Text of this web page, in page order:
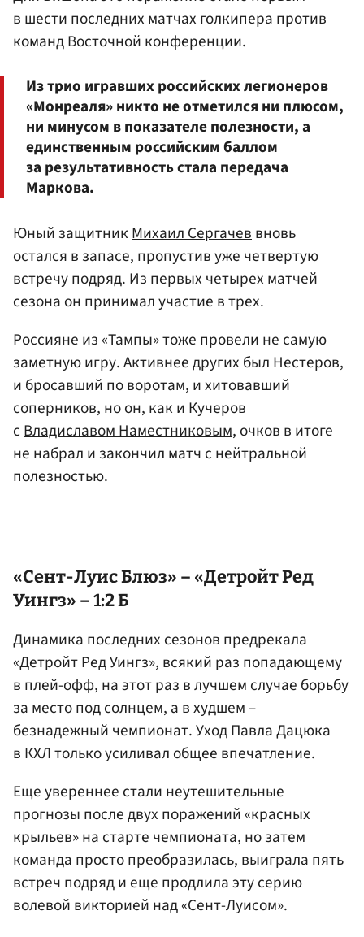
в шести последних матчах голкипера против
команд Восточной конференции.
Из трио игравших российских легионеров
«Монреаля» никто не отметился ни плюсом,
ни минусом в показателе полезности, а
единственным российским баллом
за результативность стала передача
Маркова.
Юный защитник Михаил Сергачев вновь
остался в запасе, пропустив уже четвертую
встречу подряд. Из первых четырех матчей
сезона он принимал участие в трех.
Россияне из «Тампы» тоже провели не самую
заметную игру. Активнее других был Нестеров,
и бросавший по воротам, и хитовавший
соперников, но он, как и Кучеров
сВладиславом Наместниковым, очков в итоге
не набрал и закончил матч с нейтральной
полезностью.
«Сент-Луис Блюз» – «Детройт Ред
Уингз» – 1:2 Б
Динамика последних сезонов предрекала
«Детройт Ред Уингз», всякий раз попадающему
в плей-офф, на этот раз в лучшем случае борьбу
за место под солнцем, а в худшем –
безнадежный чемпионат. Уход Павла Дацюка
в КХЛ только усиливал общее впечатление.
Еще увереннее стали неутешительные
прогнозы после двух поражений «красных
крыльев» на старте чемпионата, но затем
команда просто преобразилась, выиграла пять
встреч подряд и еще продлила эту серию
волевой викторией над «Сент-Луисом».